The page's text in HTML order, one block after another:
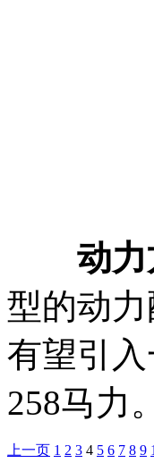
动力
型的动
有望引
258马力。
上一页 1 2 3 4 5 6 7 8 9